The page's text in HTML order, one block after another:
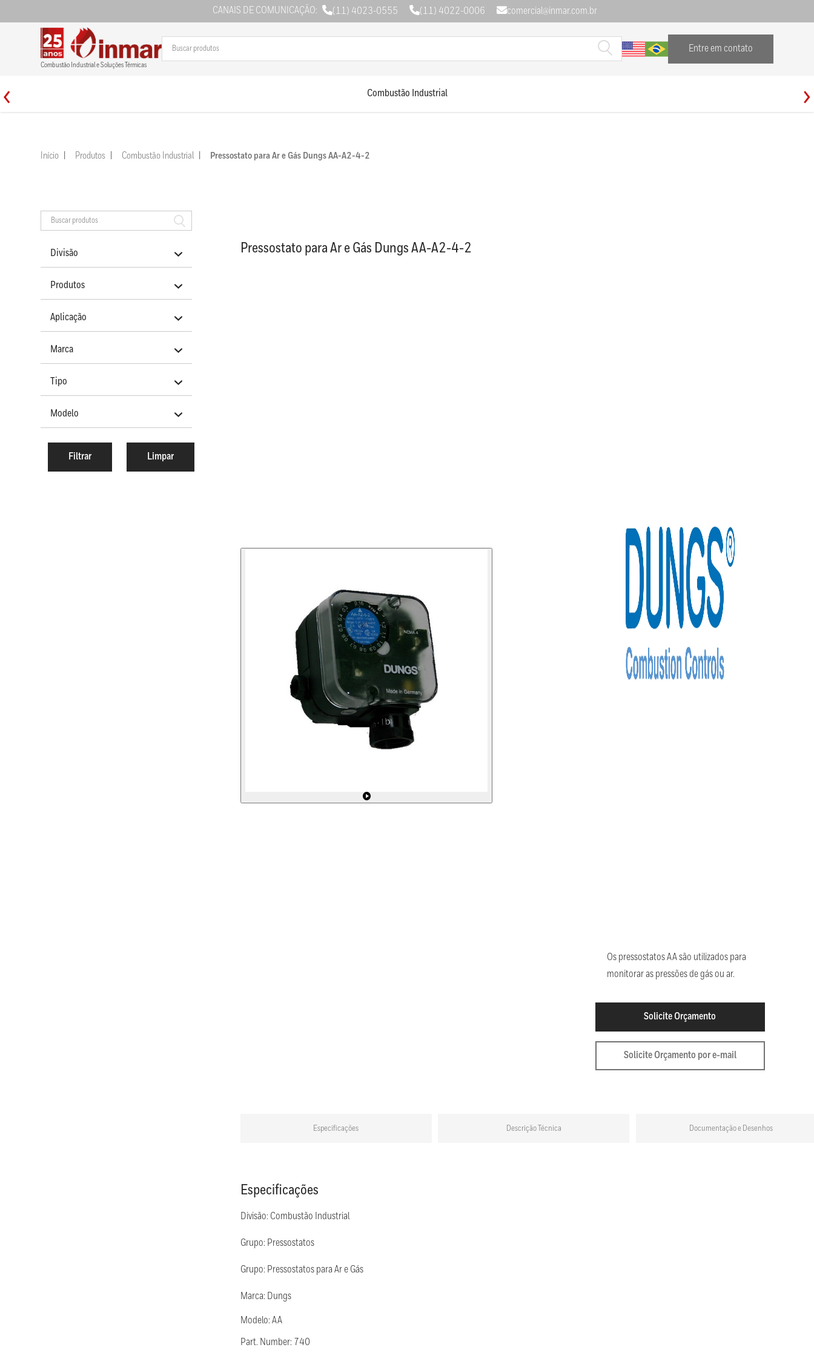
CANAIS DE COMUNICAÇÃO: (11) 4023-0555 (11) 4022-0006 comercial@inmar.com.br
Combustão Industrial e Soluções Térmicas
Entre em contato
Combustão Industrial
Início Produtos Combustão Industrial Pressostato para Ar e Gás Dungs AA-A2-4-2
Divisão
Produtos
Aplicação
Marca
Tipo
Modelo
Pressostato para Ar e Gás Dungs AA-A2-4-2
Os pressostatos AA são utilizados para
monitorar as pressões de gás ou ar.
Solicite Orçamento
Solicite Orçamento por e-mail
Especificações Descrição Técnica Documentação e Desenhos
Especificações
Divisão: Combustão Industrial
Grupo: Pressostatos
Grupo: Pressostatos para Ar e Gás
Marca: Dungs
Modelo: AA
Part. Number: 740